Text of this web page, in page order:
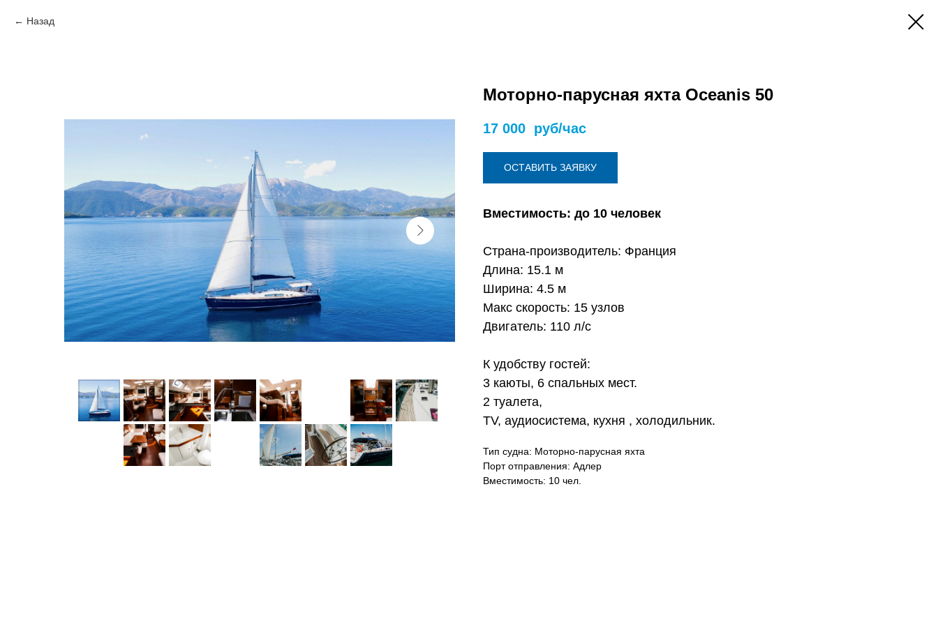
Назад
Моторно-парусная яхта Oceanis 50
17 000 руб/час
ОСТАВИТЬ ЗАЯВКУ
Вместимость: до 10 человек
Страна-производитель: Франция
Длина: 15.1 м
Ширина: 4.5 м
Макс скорость: 15 узлов
Двигатель: 110 л/с
К удобству гостей:
3 каюты, 6 спальных мест.
2 туалета,
TV, аудиосистема, кухня , холодильник.
Тип судна: Моторно-парусная яхта
Порт отправления: Адлер
Вместимость: 10 чел.